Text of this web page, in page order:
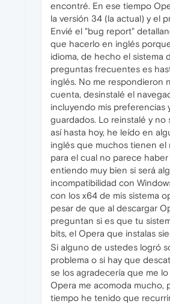
encontré. En ese tiempo
la versión 34 (la actual) y el
Envié el "bug report"
que hacerlo en inglés
idioma, de hecho el sistema
preguntas frecuentes es
inglés. No me respondieron
cuenta, desinstalé el
incluyendo mis preferencias
guardados. Lo reinstalé y no
así hasta hoy, he leído en
inglés que muchos tienen el
para el cual no parece
entiendo muy bien si será
incompatibilidad con
con los x64 de mis sistema
pesar de que al descargar
preguntan si es que tu
bits, el Opera que instalas
Si alguno de ustedes logró
problema o si hay que
se los agradecería que me lo
Opera me acomoda mucho,
tiempo he tenido que